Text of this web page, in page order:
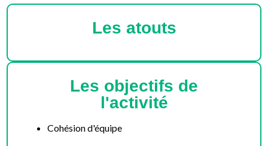
Les atouts
Les objectifs de
l'activité
Cohésion d'équipe